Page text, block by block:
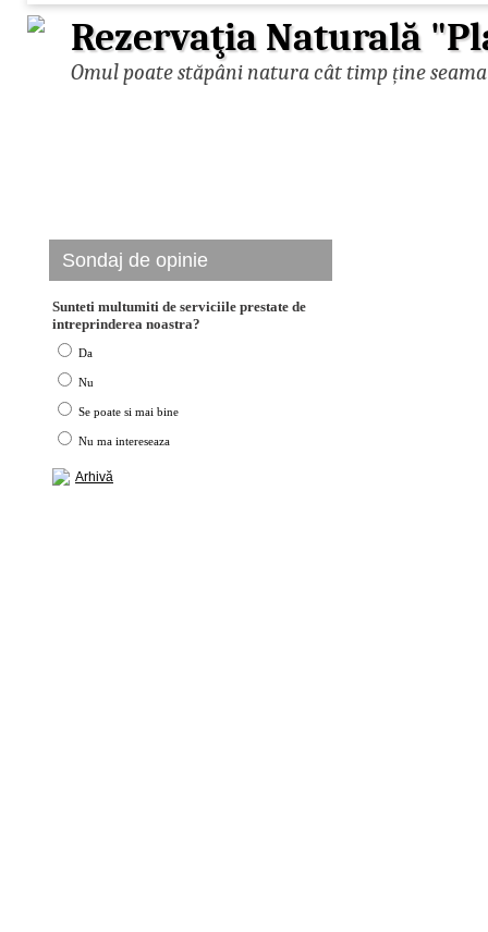
Rezervaţia Naturală
Omul poate stăpâni natura cât timp ține
Sondaj de opinie
Sunteti multumiti de serviciile prestate de
intreprinderea noastra?
Da
Nu
Se poate si mai bine
Nu ma intereseaza
Arhivă